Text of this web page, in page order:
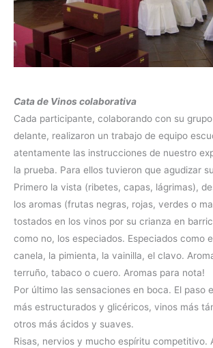
Cata de Vinos colaborativa
Cada participante, colaborando con su
delante, realizaron un trabajo de equipo
atentamente las instrucciones de nuestro
la prueba. Para ellos tuvieron que agudizar
Primero la vista (ribetes, capas, lágrimas),
los aromas (frutas negras, rojas, verdes o
tostados en los vinos por su crianza en
como no, los especiados. Especiados como
canela, la pimienta, la vainilla, el clavo.
terruño, tabaco o cuero. Aromas para nota!
Por último las sensaciones en boca. El paso
más estructurados y glicéricos, vinos más
otros más ácidos y suaves.
Risas, nervios y mucho espíritu competitivo.